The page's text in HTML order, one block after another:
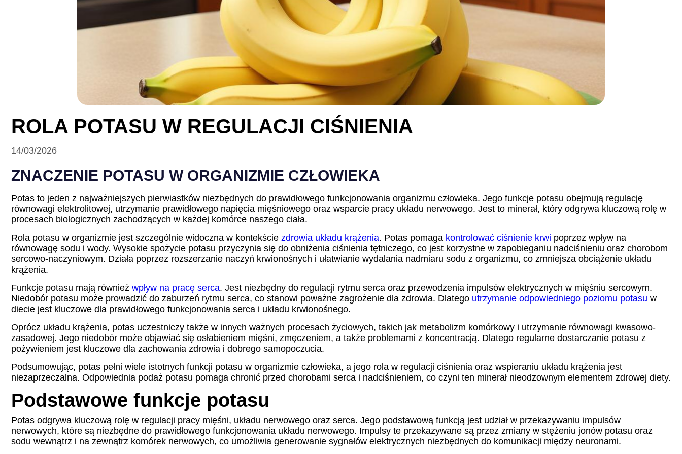
ROLA POTASU W REGULACJI CIŚNIENIA
14/03/2026
ZNACZENIE POTASU W ORGANIZMIE CZŁOWIEKA
Potas to jeden z najważniejszych pierwiastków niezbędnych do prawidłowego funkcjonowania organizmu człowieka. Jego funkcje potasu obejmują regulację
równowagi elektrolitowej, utrzymanie prawidłowego napięcia mięśniowego oraz wsparcie pracy układu nerwowego. Jest to minerał, który odgrywa kluczową rolę w
procesach biologicznych zachodzących w każdej komórce naszego ciała.
Rola potasu w organizmie jest szczególnie widoczna w kontekście zdrowia układu krążenia. Potas pomaga kontrolować ciśnienie krwi poprzez wpływ na
równowagę sodu i wody. Wysokie spożycie potasu przyczynia się do obniżenia ciśnienia tętniczego, co jest korzystne w zapobieganiu nadciśnieniu oraz chorobom
sercowo-naczyniowym. Działa poprzez rozszerzanie naczyń krwionośnych i ułatwianie wydalania nadmiaru sodu z organizmu, co zmniejsza obciążenie układu
krążenia.
Funkcje potasu mają również wpływ na pracę serca. Jest niezbędny do regulacji rytmu serca oraz przewodzenia impulsów elektrycznych w mięśniu sercowym.
Niedobór potasu może prowadzić do zaburzeń rytmu serca, co stanowi poważne zagrożenie dla zdrowia. Dlatego utrzymanie odpowiedniego poziomu potasu w
diecie jest kluczowe dla prawidłowego funkcjonowania serca i układu krwionośnego.
Oprócz układu krążenia, potas uczestniczy także w innych ważnych procesach życiowych, takich jak metabolizm komórkowy i utrzymanie równowagi kwasowo-
zasadowej. Jego niedobór może objawiać się osłabieniem mięśni, zmęczeniem, a także problemami z koncentracją. Dlatego regularne dostarczanie potasu z
pożywieniem jest kluczowe dla zachowania zdrowia i dobrego samopoczucia.
Podsumowując, potas pełni wiele istotnych funkcji potasu w organizmie człowieka, a jego rola w regulacji ciśnienia oraz wspieraniu układu krążenia jest
niezaprzeczalna. Odpowiednia podaż potasu pomaga chronić przed chorobami serca i nadciśnieniem, co czyni ten minerał nieodzownym elementem zdrowej diety.
Podstawowe funkcje potasu
Potas odgrywa kluczową rolę w regulacji pracy mięśni, układu nerwowego oraz serca. Jego podstawową funkcją jest udział w przekazywaniu impulsów
nerwowych, które są niezbędne do prawidłowego funkcjonowania układu nerwowego. Impulsy te przekazywane są przez zmiany w stężeniu jonów potasu oraz
sodu wewnątrz i na zewnątrz komórek nerwowych, co umożliwia generowanie sygnałów elektrycznych niezbędnych do komunikacji między neuronami.